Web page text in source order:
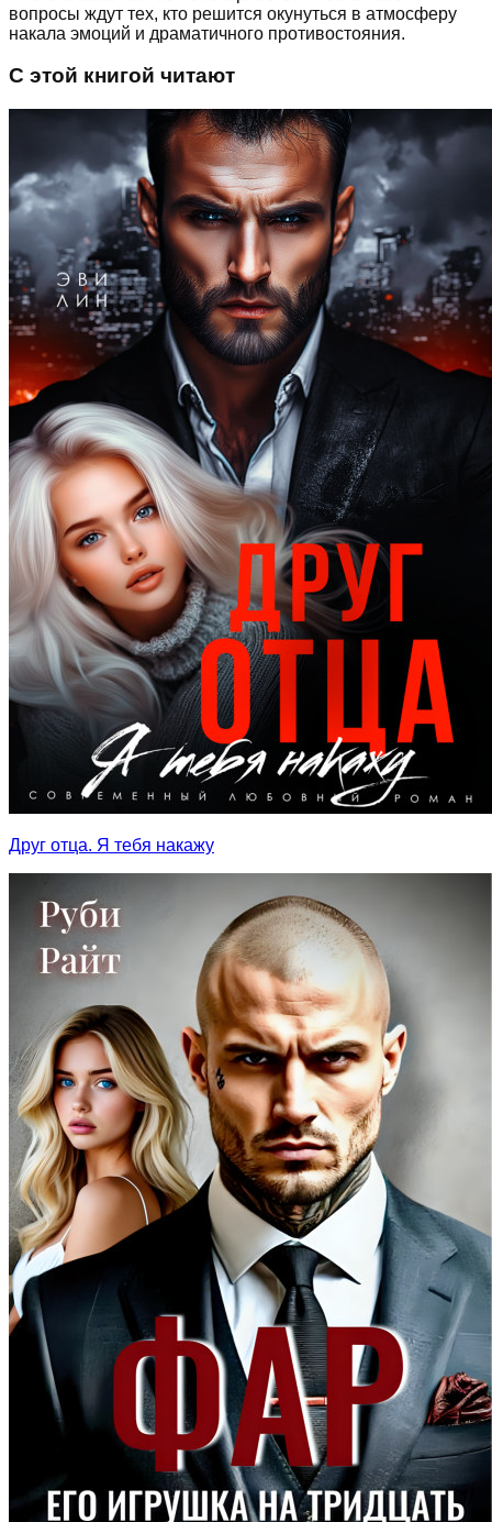
вопросы ждут тех, кто решится окунуться в атмосферу
накала эмоций и драматичного противостояния.
С этой книгой читают
Друг отца. Я тебя накажу